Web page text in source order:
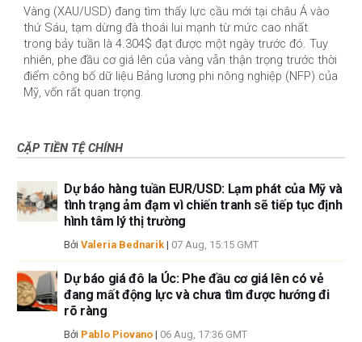
Vàng (XAU/USD) đang tìm thấy lực cầu mới tại châu Á vào
thứ Sáu, tạm dừng đà thoái lui mạnh từ mức cao nhất
trong bảy tuần là 4.304$ đạt được một ngày trước đó. Tuy
nhiên, phe đầu cơ giá lên của vàng vẫn thận trọng trước thời
điểm công bố dữ liệu Bảng lương phi nông nghiệp (NFP) của
Mỹ, vốn rất quan trọng.
CẶP TIỀN TỆ CHÍNH
Dự báo hàng tuần EUR/USD: Lạm phát của Mỹ và
tình trạng ảm đạm vì chiến tranh sẽ tiếp tục định
hình tâm lý thị trường
Bởi Valeria Bednarik | 07 Aug, 15:15 GMT
Dự báo giá đô la Úc: Phe đầu cơ giá lên có vẻ
đang mất động lực và chưa tìm được hướng đi
rõ ràng
Bởi Pablo Piovano | 06 Aug, 17:36 GMT